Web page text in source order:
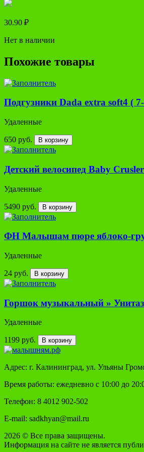
30.90 ₽
Нет в наличии
Похожие товары
Подгузники Dada extra soft4 (
Удаленные
650 руб. В корзину
Детский велосипед Baby
Удаленные
5490 руб. В корзину
ФН Малышам пюре яблоко-
Удаленные
24 руб. В корзину
Горшок музыкальный »
Удаленные
1199 руб. В корзину
Адрес: г. Калининград, ул. Ульяны
Время работы: ежедневно с 10:00 до
Телефон: 8 4012 902-502
E-mail: sadkhyan@mail.ru
2026 © Все права защищены.
Информация на сайте не является